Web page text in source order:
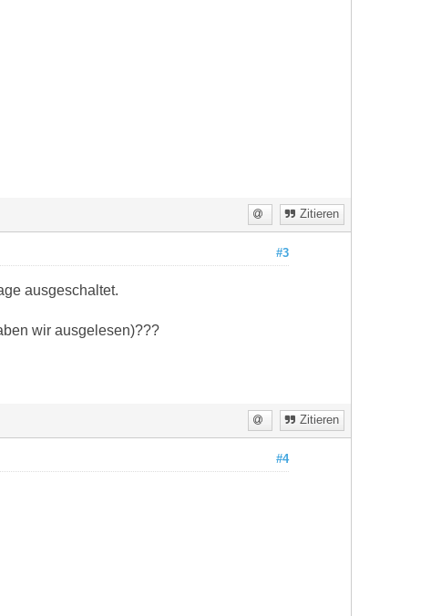
Zitieren
#3
ausgeschaltet.
wir ausgelesen)???
Zitieren
#4